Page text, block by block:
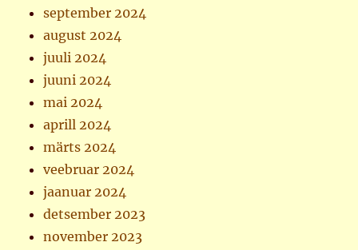
september 2024
august 2024
juuli 2024
juuni 2024
mai 2024
aprill 2024
märts 2024
veebruar 2024
jaanuar 2024
detsember 2023
november 2023